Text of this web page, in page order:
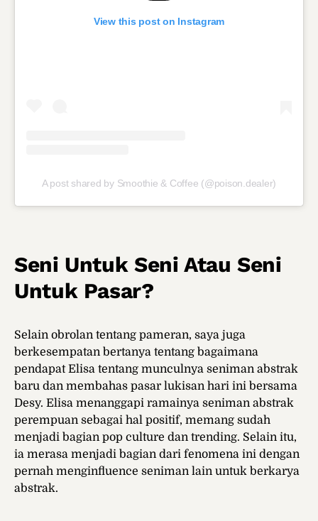
View this post on Instagram
A post shared by Smoothie & Coffee (@poison.dealer)
Seni Untuk Seni Atau Seni
Untuk Pasar?
Selain obrolan tentang pameran, saya juga
berkesempatan bertanya tentang bagaimana
pendapat Elisa tentang munculnya seniman abstrak
baru dan membahas pasar lukisan hari ini bersama
Desy. Elisa menanggapi ramainya seniman abstrak
perempuan sebagai hal positif, memang sudah
menjadi bagian pop culture dan trending. Selain itu,
ia merasa menjadi bagian dari fenomena ini dengan
pernah menginfluence seniman lain untuk berkarya
abstrak.